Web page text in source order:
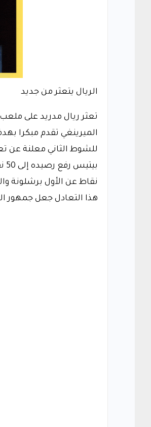
الريال يتعثر من جديد
تعثر ريال مدريد على
الميرينغي تقدم مبكرا
للشوط الثاني معلنة عن
نقاط عن الأول برشلونة
هذا التعادل جعل جمهور